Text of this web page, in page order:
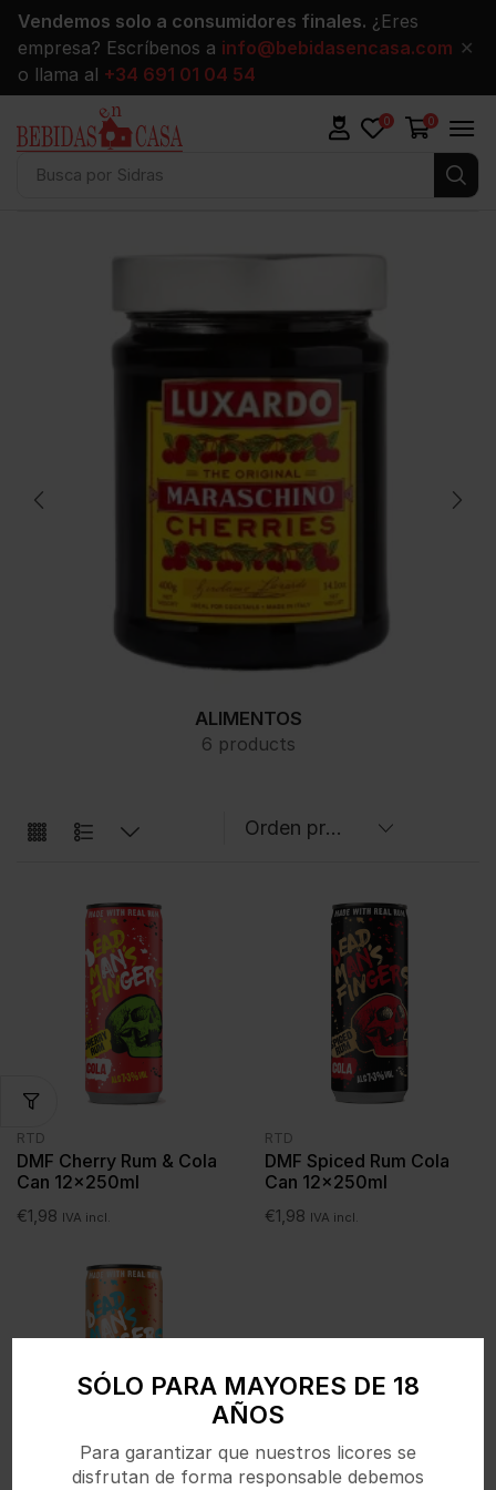
SÓLO PARA MAYORES DE 18
AÑOS
Para garantizar que nuestros licores se
disfrutan de forma responsable debemos
Vendemos solo a consumidores finales. ¿Eres
empresa? Escríbenos a info@bebidasencasa.com
o llama al +34 691 01 04 54
✕
Busca por Sidras
0 0
ALIMENTOS
6 products
RTD
DMF Cherry Rum & Cola
Can 12x250ml
€1,98 IVA incl.
RTD
DMF Spiced Rum Cola
Can 12x250ml
€1,98 IVA incl.